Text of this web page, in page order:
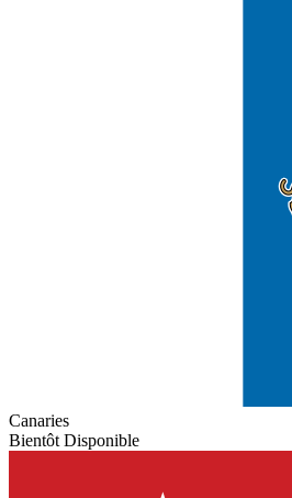
Canaries
Bientôt Disponible